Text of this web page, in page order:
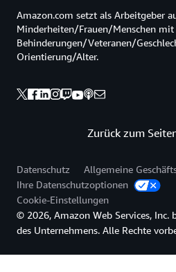
Zurück zum
Amazon.com setzt als Arbeitgeber
Minderheiten/Frauen/Menschen mit
Behinderungen/Veteranen/
Orientierung/Alter.
Datenschutz
Allgemeine
Ihre Datenschutzoptionen
Cookie-Einstellungen
© 2026, Amazon Web Services, Inc.
des Unternehmens. Alle Rechte